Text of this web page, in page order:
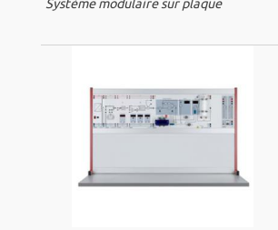
Système modulaire sur plaque